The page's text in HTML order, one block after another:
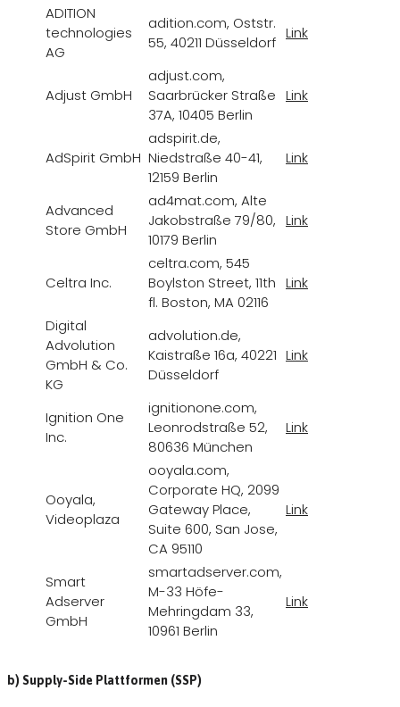
ADITION
technologies
AG
adition.com, Oststr.
55, 40211 Düsseldorf
Link
Adjust GmbH
adjust.com,
Saarbrücker Straße
37A, 10405 Berlin
Link
AdSpirit GmbH
adspirit.de,
Niedstraße 40-41,
12159 Berlin
Link
Advanced
Store GmbH
ad4mat.com, Alte
Jakobstraße 79/80,
10179 Berlin
Link
Celtra Inc.
celtra.com, 545
Boylston Street, 11th
fl. Boston, MA 02116
Link
Digital
Advolution
GmbH & Co.
KG
advolution.de,
Kaistraße 16a, 40221
Düsseldorf
Link
Ignition One
Inc.
ignitionone.com,
Leonrodstraße 52,
80636 München
Link
Ooyala,
Videoplaza
ooyala.com,
Corporate HQ, 2099
Gateway Place,
Suite 600, San Jose,
CA 95110
Link
Smart
Adserver
GmbH
smartadserver.com,
M-33 Höfe-
Mehringdam 33,
10961 Berlin
Link
b) Supply-Side Plattformen (SSP)